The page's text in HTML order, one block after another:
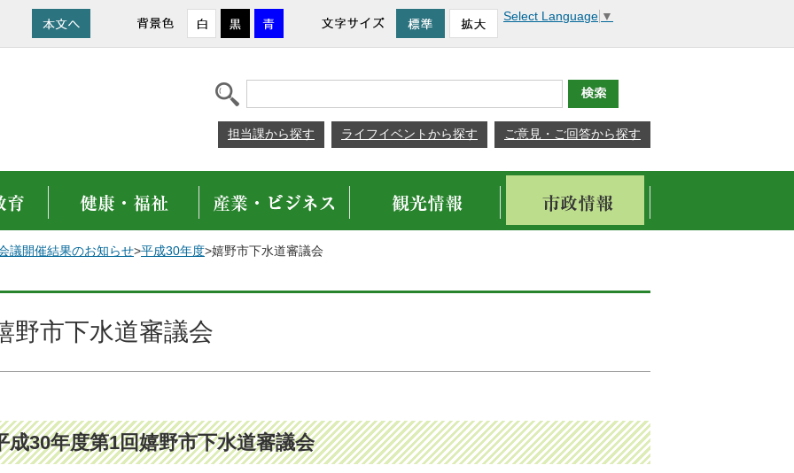
Select Language ▼
担当課から探す ライフイベントから探す ご意見・ご回答から探す
議開催結果のお知らせ>平成30年度>嬉野市下水道審議会
野市下水道審議会
成30年度第1回嬉野市下水道審議会